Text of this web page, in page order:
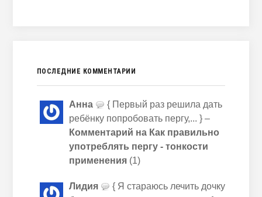
ПОСЛЕДНИЕ КОММЕНТАРИИ
Анна
{ Первый раз решила дать
ребёнку попробовать пергу,... } –
Комментарий на Как правильно
употреблять пергу - тонкости
применения(1)
Лидия
{ Я стараюсь лечить дочку